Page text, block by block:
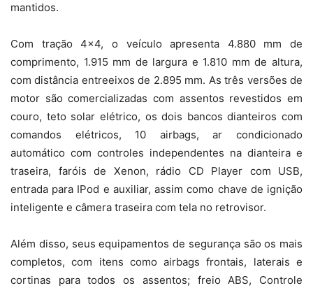
mantidos.
Com tração 4×4, o veículo apresenta 4.880 mm de
comprimento, 1.915 mm de largura e 1.810 mm de altura,
com distância entreeixos de 2.895 mm. As três versões de
motor são comercializadas com assentos revestidos em
couro, teto solar elétrico, os dois bancos dianteiros com
comandos elétricos, 10 airbags, ar condicionado
automático com controles independentes na dianteira e
traseira, faróis de Xenon, rádio CD Player com USB,
entrada para IPod e auxiliar, assim como chave de ignição
inteligente e câmera traseira com tela no retrovisor.
Além disso, seus equipamentos de segurança são os mais
completos, com itens como airbags frontais, laterais e
cortinas para todos os assentos; freio ABS, Controle